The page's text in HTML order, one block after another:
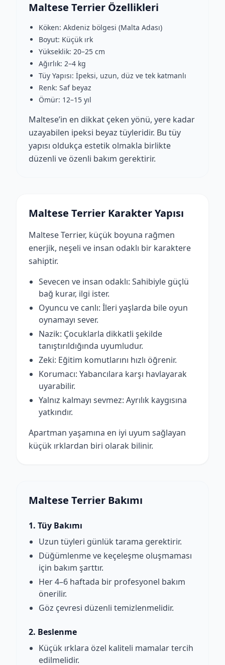
Maltese Terrier Özellikleri
Köken: Akdeniz bölgesi (Malta Adası)
Boyut: Küçük ırk
Yükseklik: 20–25 cm
Ağırlık: 2–4 kg
Tüy Yapısı: İpeksi, uzun, düz ve tek katmanlı
Renk: Saf beyaz
Ömür: 12–15 yıl
Maltese’in en dikkat çeken yönü, yere kadar
uzayabilen ipeksi beyaz tüyleridir. Bu tüy
yapısı oldukça estetik olmakla birlikte
düzenli ve özenli bakım gerektirir.
Maltese Terrier Karakter Yapısı
Maltese Terrier, küçük boyuna rağmen
enerjik, neşeli ve insan odaklı bir karaktere
sahiptir.
Sevecen ve insan odaklı: Sahibiyle güçlü
bağ kurar, ilgi ister.
Oyuncu ve canlı: İleri yaşlarda bile oyun
oynamayı sever.
Nazik: Çocuklarla dikkatli şekilde
tanıştırıldığında uyumludur.
Zeki: Eğitim komutlarını hızlı öğrenir.
Korumacı: Yabancılara karşı havlayarak
uyarabilir.
Yalnız kalmayı sevmez: Ayrılık kaygısına
yatkındır.
Apartman yaşamına en iyi uyum sağlayan
küçük ırklardan biri olarak bilinir.
Maltese Terrier Bakımı
1. Tüy Bakımı
Uzun tüyleri günlük tarama gerektirir.
Düğümlenme ve keçeleşme oluşmaması
için bakım şarttır.
Her 4–6 haftada bir profesyonel bakım
önerilir.
Göz çevresi düzenli temizlenmelidir.
2. Beslenme
Küçük ırklara özel kaliteli mamalar tercih
edilmelidir.